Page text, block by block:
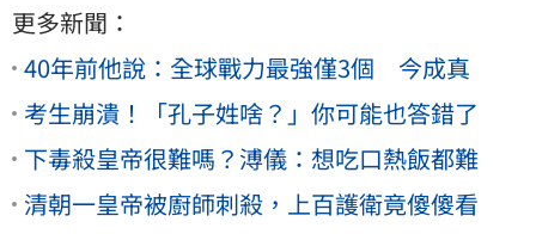
更多新聞：
40年前他說：全球戰力最強僅3個 今成真
考生崩潰！「孔子姓啥？」你可能也答錯了
下毒殺皇帝很難嗎？溥儀：想吃口熱飯都難
清朝一皇帝被廚師刺殺，上百護衛竟傻傻看